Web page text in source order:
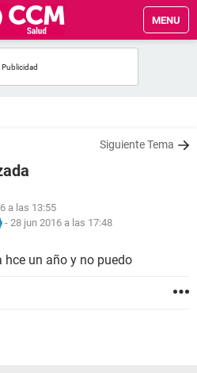
MENU
Siguiente Tema
a las 13:55
- 28 jun 2016 a las 17:48
hce un año y no puedo